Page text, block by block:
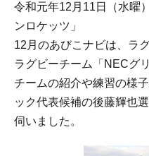
令和元年12月11日（水曜
ンロケッツ」
12月のあびこナビは、ラ
ラグビーチーム「NECグ
チームの紹介や練習の様
ック代表候補の後藤輝也
伺いました。